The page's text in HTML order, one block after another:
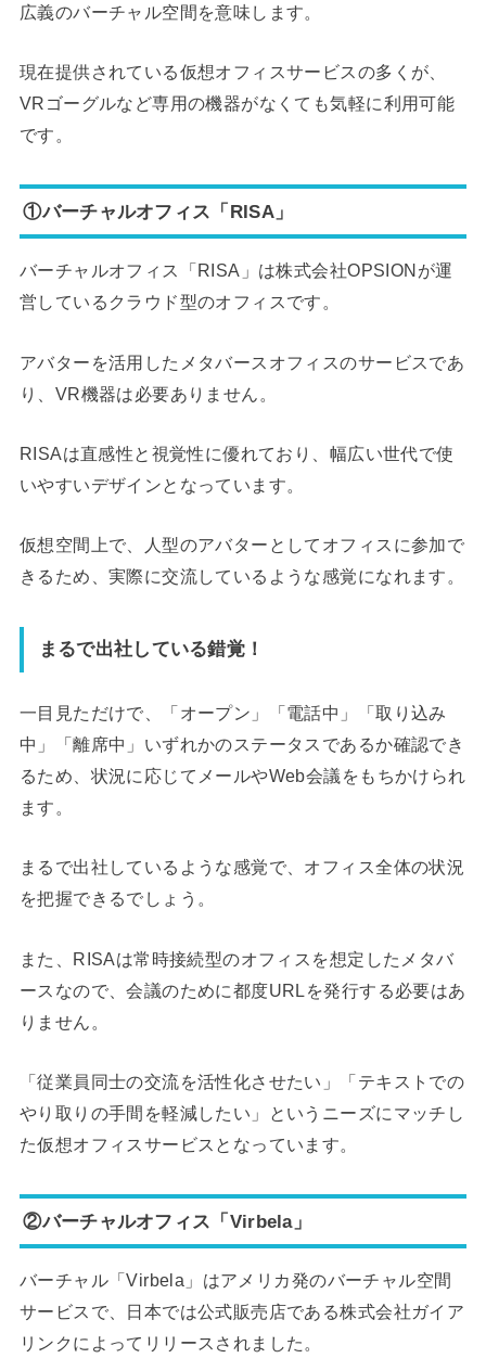
広義のバーチャル空間を意味します。
現在提供されている仮想オフィスサービスの多くが、
VRゴーグルなど専用の機器がなくても気軽に利用可能
です。
①バーチャルオフィス「RISA」
バーチャルオフィス「RISA」は株式会社OPSIONが運
営しているクラウド型のオフィスです。
アバターを活用したメタバースオフィスのサービスであ
り、VR機器は必要ありません。
RISAは直感性と視覚性に優れており、幅広い世代で使
いやすいデザインとなっています。
仮想空間上で、人型のアバターとしてオフィスに参加で
きるため、実際に交流しているような感覚になれます。
まるで出社している錯覚！
一目見ただけで、「オープン」「電話中」「取り込み
中」「離席中」いずれかのステータスであるか確認でき
るため、状況に応じてメールやWeb会議をもちかけられ
ます。
まるで出社しているような感覚で、オフィス全体の状況
を把握できるでしょう。
また、RISAは常時接続型のオフィスを想定したメタバ
ースなので、会議のために都度URLを発行する必要はあ
りません。
「従業員同士の交流を活性化させたい」「テキストでの
やり取りの手間を軽減したい」というニーズにマッチし
た仮想オフィスサービスとなっています。
②バーチャルオフィス「Virbela」
バーチャル「Virbela」はアメリカ発のバーチャル空間
サービスで、日本では公式販売店である株式会社ガイア
リンクによってリリースされました。